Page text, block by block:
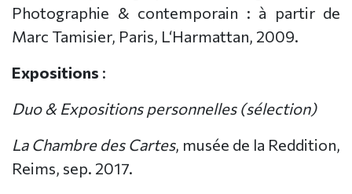
Photographie & contemporain : à partir de
Marc Tamisier, Paris, L‘Harmattan, 2009.
Expositions :
Duo & Expositions personnelles (sélection)
La Chambre des Cartes, musée de la Reddition,
Reims, sep. 2017.